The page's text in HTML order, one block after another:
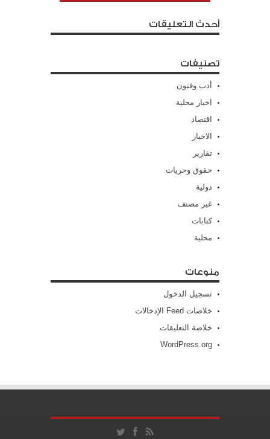
أحدث التعليقات
تصنيفات
أدب وفنون
اخبار محلية
اقتصاد
الاخبار
تقارير
حقوق وحريات
دولية
غير مصنف
كتابات
محلية
منوعات
تسجيل الدخول
خلاصات Feed الإدخالات
خلاصة التعليقات
WordPress.org